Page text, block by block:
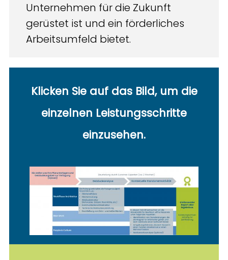
Unternehmen für die Zukunft
gerüstet ist und ein förderliches
Arbeitsumfeld bietet.
Klicken Sie auf das Bild, um die
einzelnen Leistungsschritte
einzusehen.